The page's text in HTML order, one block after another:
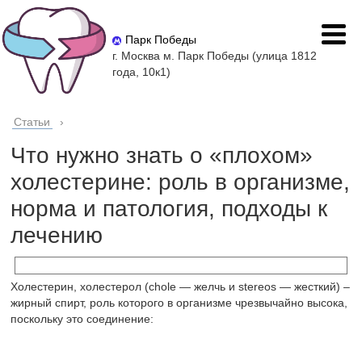
Парк Победы
г. Москва м. Парк Победы (улица 1812
года, 10к1)
Статьи ›
Что нужно знать о «плохом»
холестерине: роль в организме,
норма и патология, подходы к
лечению
Холестерин, холестерол (chole — желчь и stereos — жесткий) –
жирный спирт, роль которого в организме чрезвычайно высока,
поскольку это соединение: